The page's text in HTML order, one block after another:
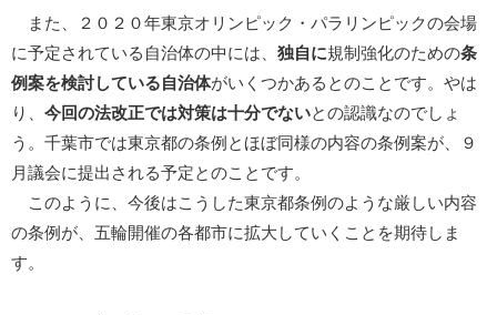
また、２０２０年東京オリンピック・パラリンピックの会場
に予定されている自治体の中には、 独自に規制強化のための条
例案を検討している自治体がいくつかあるとのことです。やは
り、 今回の法改正では対策は十分でないとの認識なのでしょ
う。千葉市では東京都の条例とほぼ同様の内容の条例案が、９
月議会に提出される予定とのことです。
このように、今後はこうした東京都条例のような厳しい内容
の条例が、五輪開催の各都市に拡大していくことを期待しま
す。